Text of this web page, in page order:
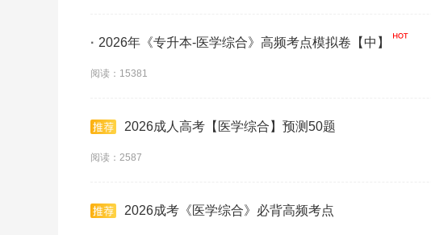
· 2026年《专升本-医学综合》高频考点模拟卷【中】
阅读：15381
2026成人高考【医学综合】预测50题
阅读：2587
2026成考《医学综合》必背高频考点